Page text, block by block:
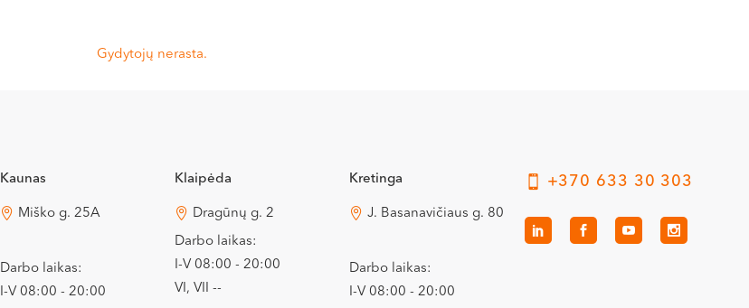
Gydytojų nerasta.
Kaunas
Miško g. 25A
Darbo laikas:
I-V 08:00 - 20:00
Klaipėda
Dragūnų g. 2
Darbo laikas:
I-V 08:00 - 20:00
VI, VII --
Kretinga
J. Basanavičiaus g. 80
Darbo laikas:
I-V 08:00 - 20:00
+370 633 30 303